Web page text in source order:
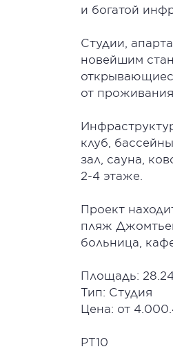
и богатой
Студии,
новейшим
от
клуб,
зал, сауна,
2-4 этаже.
Проект
пляж
больница,
Площадь:
Тип: Студия
Цена: от
PT10